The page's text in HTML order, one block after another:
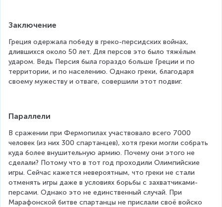
Заключение
Греция одержала победу в греко-персидских войнах,
длившихся около 50 лет. Для персов это было тяжёлым
ударом. Ведь Персия была гораздо больше Греции и по
территории, и по населению. Однако греки, благодаря
своему мужеству и отваге, совершили этот подвиг.
Параллели
В сражении при Фермопилах участвовало всего 7000
человек (из них 300 спартанцев), хотя греки могли собрать
куда более внушительную армию. Почему они этого не
сделали? Потому что в тот год проходили Олимпийские
игры. Сейчас кажется невероятным, что греки не стали
отменять игры даже в условиях борьбы с захватчиками-
персами. Однако это не единственный случай. При
Марафонской битве спартанцы не прислали своё войско